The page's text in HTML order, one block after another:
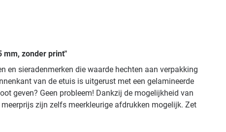
mm, zonder print"
en sieradenmerken die waarde hechten aan verpakking
van de etuis is uitgerust met een gelamineerde
geven? Geen probleem! Dankzij de mogelijkheid van
zijn zelfs meerkleurige afdrukken mogelijk. Zet